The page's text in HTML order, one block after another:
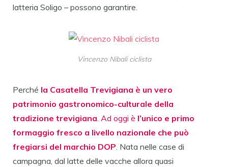
latteria Soligo – possono garantire.
Vincenzo Nibali ciclista
Perché la Casatella Trevigiana è un vero
patrimonio gastronomico-culturale della
tradizione trevigiana Ad oggi è l’unico e primo
formaggio fresco a livello nazionale che può
fregiarsi del marchio DOP . Nata nelle case di
campagna, dal latte delle vacche allora quasi